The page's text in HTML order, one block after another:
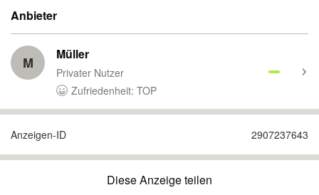
Anbieter
M Müller
Privater Nutzer
Zufriedenheit: TOP
Anzeigen-ID 2907237643
Diese Anzeige teilen